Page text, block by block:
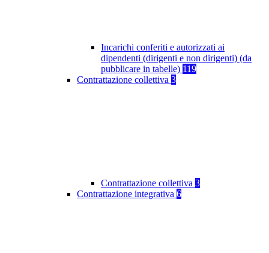
Incarichi conferiti e autorizzati ai
dipendenti (dirigenti e non dirigenti) (da
pubblicare in tabelle) 119
Contrattazione collettiva 3
Contrattazione collettiva 3
Contrattazione integrativa 6